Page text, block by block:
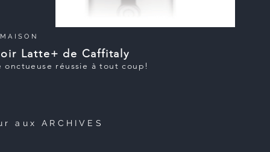
MAISON
Latte+ de Caffitaly
onctueuse réussie à tout coup!
aux ARCHIVES